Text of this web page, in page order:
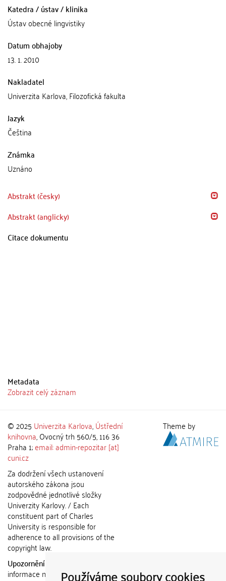
Používáme soubory cookies
Katedra / ústav / klinika
Ústav obecné lingvistiky
Datum obhajoby
13. 1. 2010
Nakladatel
Univerzita Karlova, Filozofická fakulta
Jazyk
Čeština
Známka
Uznáno
Abstrakt (česky)
Abstrakt (anglicky)
Citace dokumentu
Metadata
Zobrazit celý záznam
© 2025 Univerzita Karlova,Ústřední
knihovna, Ovocný trh 560/5, 116 36
Praha 1;email: admin-repozitar [at]
cuni.cz
Za dodržení všech ustanovení
autorského zákona jsou
zodpovědné jednotlivé složky
Univerzity Karlovy. / Each
constituent part of Charles
University is responsible for
adherence to all provisions of the
copyright law.
Upozornění / Notice:
informace nemohou být použity k
Theme by